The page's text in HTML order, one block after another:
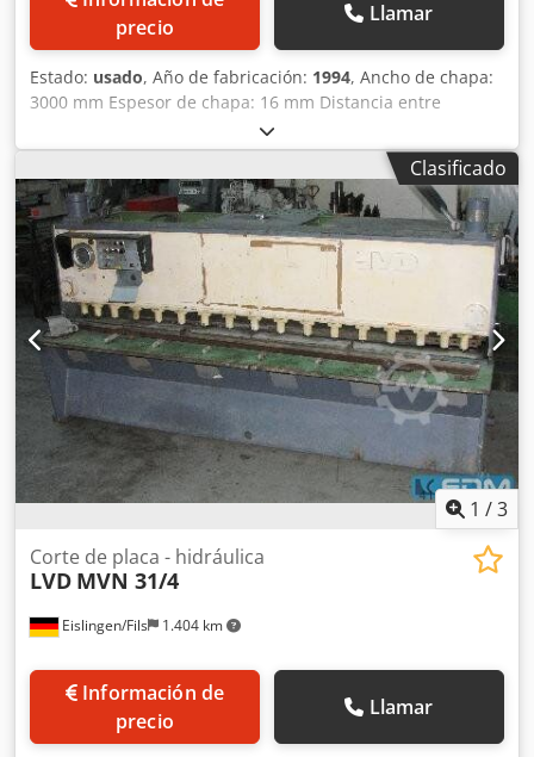
precio
Llamar
Estado: usado, Año de fabricación: 1994, Ancho de chapa:
3000 mm Espesor de chapa: 16 mm Distancia entre
montantes: 3200 mm Saliente: 310 mm Carrera: 300 mm
Ancho de mesa: 820 mm Altura de la mesa sobre el suelo:
1215 mm Cantidad de sujetadores: 12 uds. Ángulo de
corte: 0,5 - 2,5 ° Requisito total de potencia: 30 kW Peso de
la máquina aprox.: 19 t La máquina fue reacondicionada
en 2010 y equipada con una barrera luminosa de
seguridad. La máquina se entrega equipada con tope
trasero motorizado y ajuste digital de posición. Incluye
transportador de banda plana. Chodpsy S D Nmofx Aptoa
Ancho de chapa: 3000 mm Espesor de chapa: 16 mm
Distancia entre montantes: 3200 mm Saliente: 310 mm
Carrera: 300 mm Ancho de mesa: 820 mm Altura de la
mesa sobre el suelo: 1215 mm Cantidad de sujetadores: 12
uds. Ángulo de corte: 0,5 - 2,5 ° Requisito total de potencia:
30 kW Peso de la máquina aprox.: 24 t Dimensiones
aproximadas: 3,8 x 2,65 x 3,55 m
Clasificado
1 /3
Eislingen/Fils 1.404 km
Corte de placa - hidráulica
LVD MVN 31/4
Información de
precio
Llamar